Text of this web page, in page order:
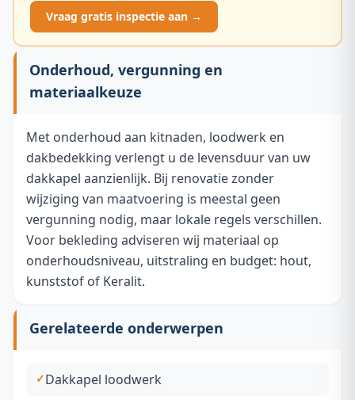
Vraag gratis inspectie aan →
Onderhoud, vergunning en
materiaalkeuze
Met onderhoud aan kitnaden, loodwerk en
dakbedekking verlengt u de levensduur van uw
dakkapel aanzienlijk. Bij renovatie zonder
wijziging van maatvoering is meestal geen
vergunning nodig, maar lokale regels verschillen.
Voor bekleding adviseren wij materiaal op
onderhoudsniveau, uitstraling en budget: hout,
kunststof of Keralit.
Gerelateerde onderwerpen
Dakkapel loodwerk